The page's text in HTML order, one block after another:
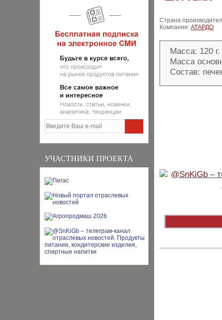
УЧАСТНИКИ ПРОЕКТА
Страна
Компания: АТАРДО
Масса: 120 г.
Масса
Состав: